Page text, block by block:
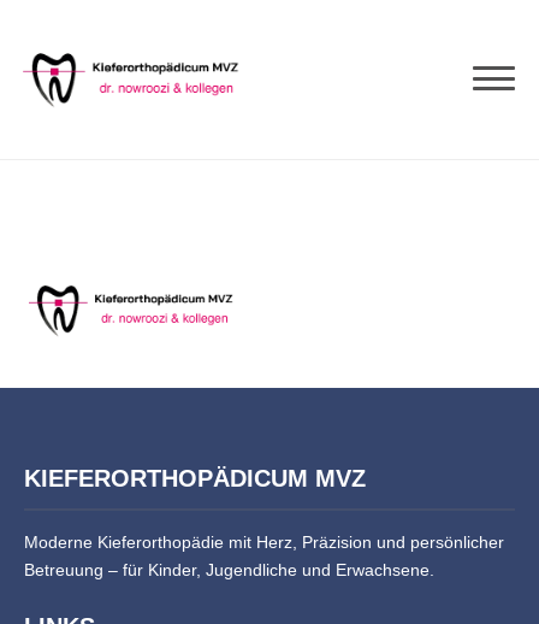
KIEFERORTHOPÄDICUM MVZ
Moderne Kieferorthopädie mit Herz, Präzision und persönlicher
Betreuung – für Kinder, Jugendliche und Erwachsene.